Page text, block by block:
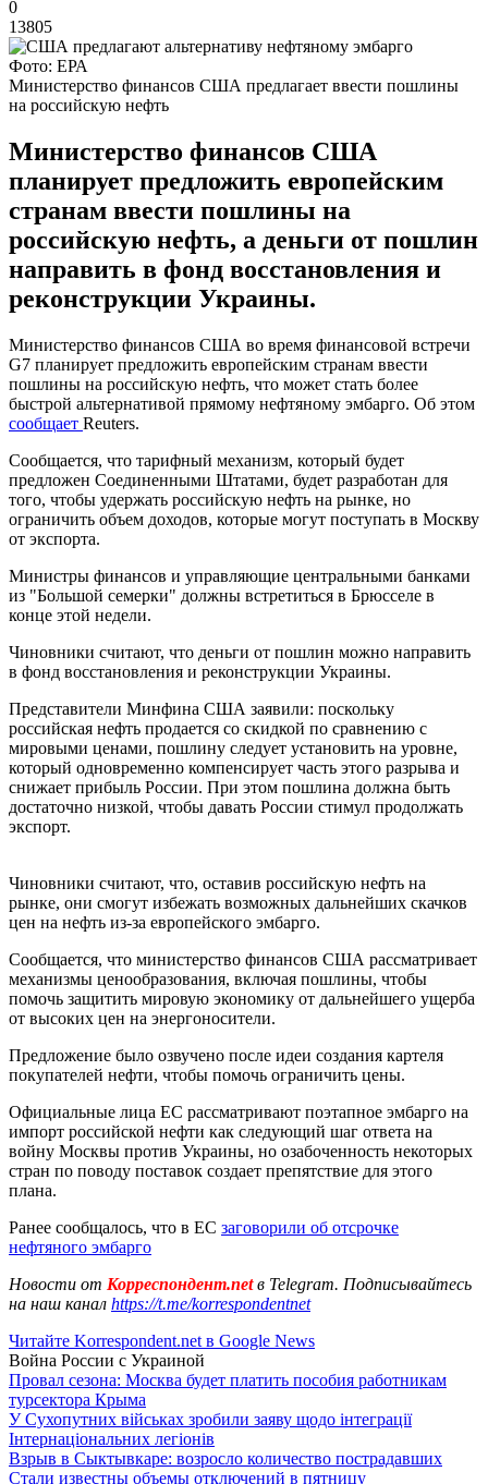
0
13805
Фото: ЕРА
Министерство финансов США предлагает ввести пошлины
на российскую нефть
Министерство финансов США
планирует предложить европейским
странам ввести пошлины на
российскую нефть, а деньги от пошлин
направить в фонд восстановления и
реконструкции Украины.
Министерство финансов США во время финансовой встречи
G7 планирует предложить европейским странам ввести
пошлины на российскую нефть, что может стать более
быстрой альтернативой прямому нефтяному эмбарго. Об этом
сообщает Reuters.
Сообщается, что тарифный механизм, который будет
предложен Соединенными Штатами, будет разработан для
того, чтобы удержать российскую нефть на рынке, но
ограничить объем доходов, которые могут поступать в Москву
от экспорта.
Министры финансов и управляющие центральными банками
из "Большой семерки" должны встретиться в Брюсселе в
конце этой недели.
Чиновники считают, что деньги от пошлин можно направить
в фонд восстановления и реконструкции Украины.
Представители Минфина США заявили: поскольку
российская нефть продается со скидкой по сравнению с
мировыми ценами, пошлину следует установить на уровне,
который одновременно компенсирует часть этого разрыва и
снижает прибыль России. При этом пошлина должна быть
достаточно низкой, чтобы давать России стимул продолжать
экспорт.
Чиновники считают, что, оставив российскую нефть на
рынке, они смогут избежать возможных дальнейших скачков
цен на нефть из-за европейского эмбарго.
Сообщается, что министерство финансов США рассматривает
механизмы ценообразования, включая пошлины, чтобы
помочь защитить мировую экономику от дальнейшего ущерба
от высоких цен на энергоносители.
Предложение было озвучено после идеи создания картеля
покупателей нефти, чтобы помочь ограничить цены.
Официальные лица ЕС рассматривают поэтапное эмбарго на
импорт российской нефти как следующий шаг ответа на
войну Москвы против Украины, но озабоченность некоторых
стран по поводу поставок создает препятствие для этого
плана.
Ранее сообщалось, что в ЕС заговорили об отсрочке
нефтяного эмбарго
Новости от Корреспондент.netв Telegram. Подписывайтесь
на наш канал https://t.me/korrespondentnet
Читайте Korrespondent.net в Google News
Война России с Украиной
Провал сезона: Москва будет платить пособия работникам
турсектора Крыма
У Сухопутних військах зробили заяву щодо інтеграції
Інтернаціональних легіонів
Взрыв в Сыктывкаре: возросло количество пострадавших
Стали известны объемы отключений в пятницу